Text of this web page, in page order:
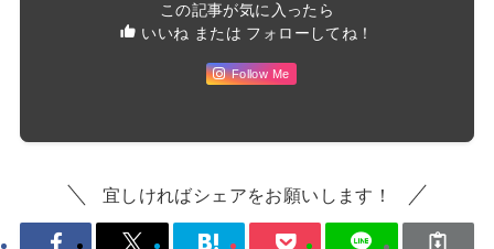
この記事が気に入ったら
いいね または フォローしてね！
Follow Me
宜しければシェアをお願いします！